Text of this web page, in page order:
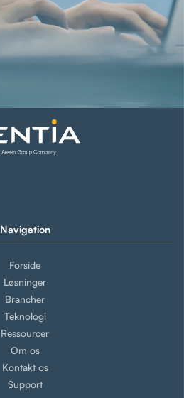
Navigation
Forside
Løsninger
Brancher
Teknologi
Ressourcer
Om os
Kontakt os
Support